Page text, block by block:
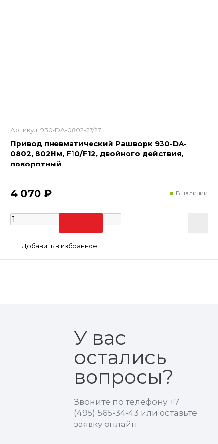
Артикул: 930-DA-0802-27/27
Привод пневматический Рашворк 930-DA-
0802, 802Нм, F10/F12, двойного действия,
поворотный
4 070 ₽ В наличии
У вас
остались
вопросы?
Звоните по телефону +7
(495) 565-34-43 или оставьте
заявку онлайн